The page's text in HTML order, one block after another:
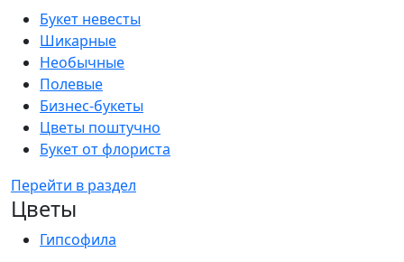
Букет невесты
Шикарные
Необычные
Полевые
Бизнес-букеты
Цветы поштучно
Букет от флориста
Перейти в раздел
Цветы
Гипсофила